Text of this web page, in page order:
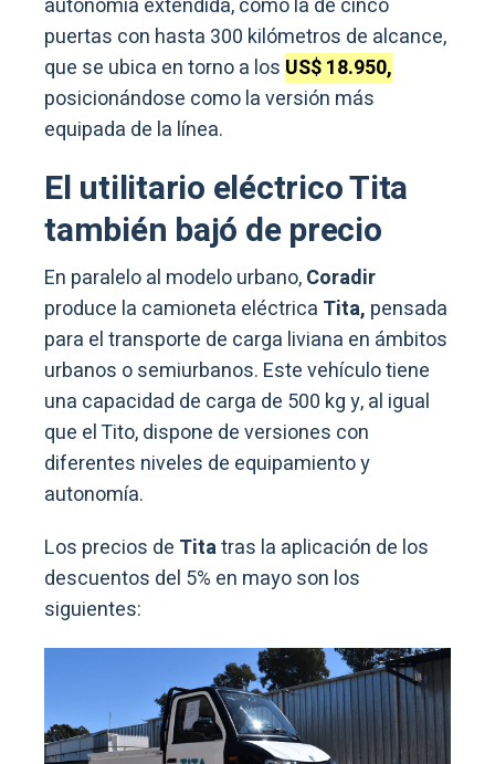
autonomía extendida, como la de cinco
puertas con hasta 300 kilómetros de alcance,
que se ubica en torno a los US$ 18.950,
posicionándose como la versión más
equipada de la línea.
El utilitario eléctrico Tita
también bajó de precio
En paralelo al modelo urbano,Coradir
produce la camioneta eléctrica Tita, pensada
para el transporte de carga liviana en ámbitos
urbanos o semiurbanos. Este vehículo tiene
una capacidad de carga de 500 kg y, al igual
que el Tito, dispone de versiones con
diferentes niveles de equipamiento y
autonomía.
Los precios de Titatras la aplicación de los
descuentos del 5% en mayo son los
siguientes: